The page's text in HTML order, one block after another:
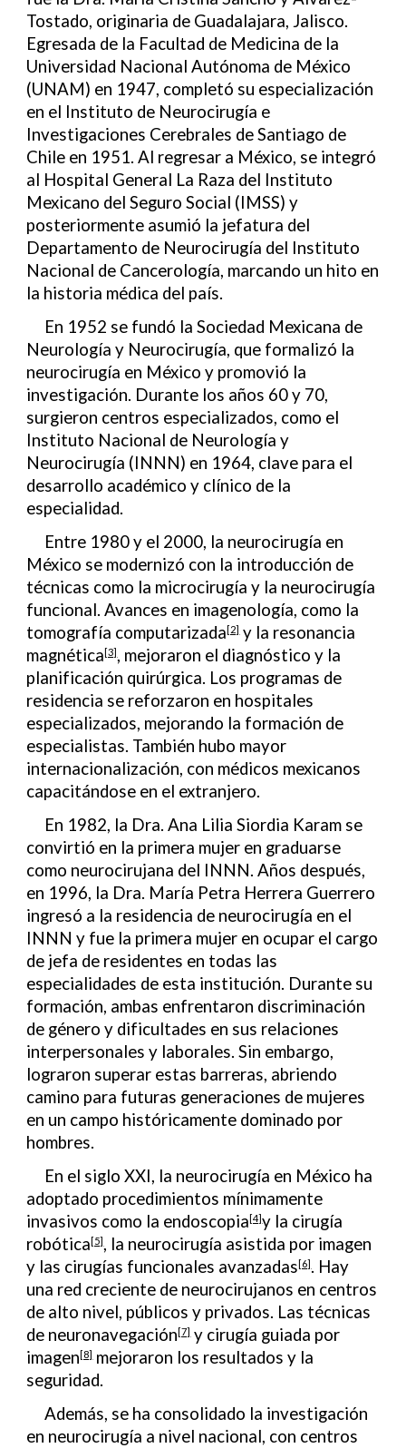
Tostado, originaria de Guadalajara, Jalisco.
Egresada de la Facultad de Medicina de la
Universidad Nacional Autónoma de México
(UNAM) en 1947, completó su especialización
en el Instituto de Neurocirugía e
Investigaciones Cerebrales de Santiago de
Chile en 1951. Al regresar a México, se integró
al Hospital General La Raza del Instituto
Mexicano del Seguro Social (IMSS) y
posteriormente asumió la jefatura del
Departamento de Neurocirugía del Instituto
Nacional de Cancerología, marcando un hito en
la historia médica del país.
En 1952 se fundó la Sociedad Mexicana de
Neurología y Neurocirugía, que formalizó la
neurocirugía en México y promovió la
investigación. Durante los años 60 y 70,
surgieron centros especializados, como el
Instituto Nacional de Neurología y
Neurocirugía (INNN) en 1964, clave para el
desarrollo académico y clínico de la
especialidad.
Entre 1980 y el 2000, la neurocirugía en
México se modernizó con la introducción de
técnicas como la microcirugía y la neurocirugía
funcional. Avances en imagenología, como la
tomografía computarizada[2]y la resonancia
magnética[3], mejoraron el diagnóstico y la
planificación quirúrgica. Los programas de
residencia se reforzaron en hospitales
especializados, mejorando la formación de
especialistas. También hubo mayor
internacionalización, con médicos mexicanos
capacitándose en el extranjero.
En 1982, la Dra. Ana Lilia Siordia Karam se
convirtió en la primera mujer en graduarse
como neurocirujana del INNN. Años después,
en 1996, la Dra. María Petra Herrera Guerrero
ingresó a la residencia de neurocirugía en el
INNN y fue la primera mujer en ocupar el cargo
de jefa de residentes en todas las
especialidades de esta institución. Durante su
formación, ambas enfrentaron discriminación
de género y dificultades en sus relaciones
interpersonales y laborales. Sin embargo,
lograron superar estas barreras, abriendo
camino para futuras generaciones de mujeres
en un campo históricamente dominado por
hombres.
En el siglo XXI, la neurocirugía en México ha
adoptado procedimientos mínimamente
invasivos como la endoscopia[4]y la cirugía
robótica[5], la neurocirugía asistida por imagen
y las cirugías funcionales avanzadas[6]. Hay
una red creciente de neurocirujanos en centros
de alto nivel, públicos y privados. Las técnicas
de neuronavegación[7]y cirugía guiada por
imagen[8]mejoraron los resultados y la
seguridad.
Además, se ha consolidado la investigación
en neurocirugía a nivel nacional, con centros